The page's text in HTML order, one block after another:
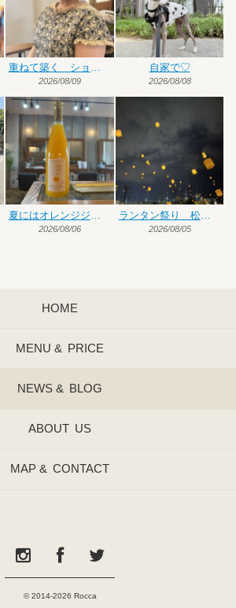
重ねて築く ショート×ハイトーンカラー
2026/08/09
自家で♡
2026/08/08
2026/08/06
ランタン祭り 松前編
2026/08/05
HOME
MENU & PRICE
NEWS & BLOG
ABOUT US
MAP & CONTACT
© 2014-2026 Rocca